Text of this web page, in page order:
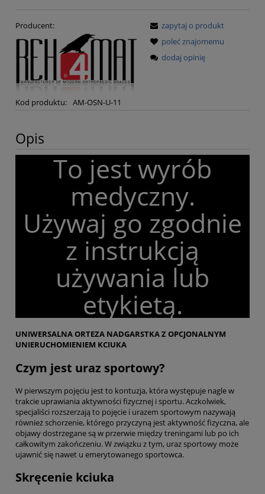
Producent:
Kod produktu: AM-OSN-U-11
zapytaj o produkt
poleć znajomemu
dodaj opinię
Opis
To jest wyrób
medyczny.
Używaj go zgodnie
z instrukcją
używania lub
etykietą.
UNIWERSALNA ORTEZA NADGARSTKA Z OPCJONALNYM
UNIERUCHOMIENIEM KCIUKA
Czym jest uraz sportowy?
W pierwszym pojęciu jest to kontuzja, która występuje nagle w
trakcie uprawiania aktywności fizycznej i sportu. Aczkolwiek,
specjaliści rozszerzają to pojęcie i urazem sportowym nazywają
również schorzenie, którego przyczyną jest aktywność fizyczna, ale
objawy dostrzegane są w przerwie między treningami lub po ich
całkowitym zakończeniu. W związku z tym, uraz sportowy może
ujawnić się nawet u emerytowanego sportowca.
Skręcenie kciuka